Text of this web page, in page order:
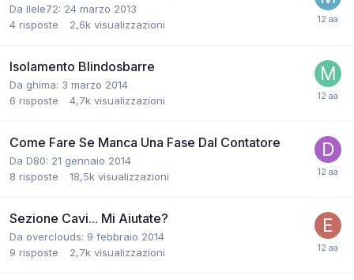
Da llele72: 24 marzo 2013
4 risposte 2,6k visualizzazioni
Isolamento Blindosbarre
Da ghima: 3 marzo 2014
6 risposte 4,7k visualizzazioni
Come Fare Se Manca Una Fase Dal Contatore
Da D80: 21 gennaio 2014
8 risposte 18,5k visualizzazioni
Sezione Cavi... Mi Aiutate?
Da overclouds: 9 febbraio 2014
9 risposte 2,7k visualizzazioni